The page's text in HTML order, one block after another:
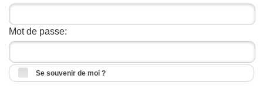
Mot de passe:
Se souvenir de moi ?